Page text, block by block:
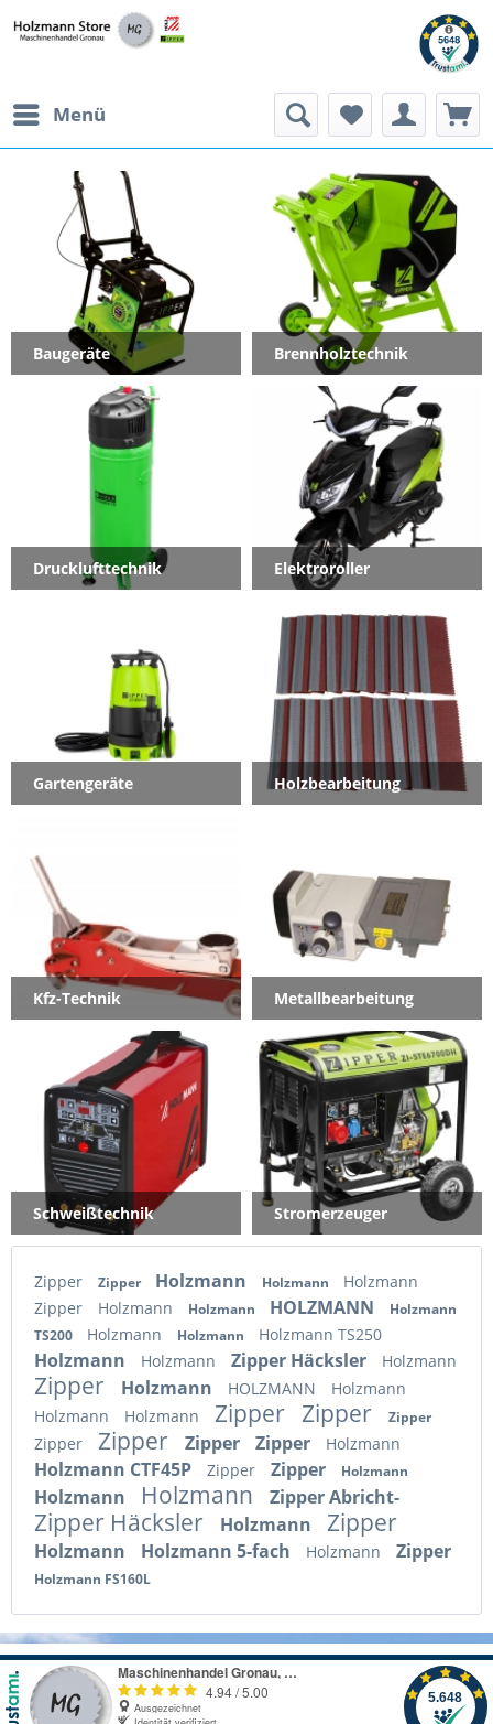
Menü
Baugeräte Brennholztechnik
Drucklufttechnik Elektroroller
Gartengeräte Holzbearbeitung
Kfz-Technik Metallbearbeitung
Schweißtechnik Stromerzeuger
Zipper Zipper Holzmann Holzmann
Holzmann
Zipper
Holzmann Holzmann HOLZMANN
Holzmann
TS200
Holzmann Holzmann Holzmann TS250
Holzmann Holzmann Zipper Häcksler Holzmann
Zipper Holzmann HOLZMANN
Holzmann
Holzmann
Holzmann Zipper Zipper Zipper
Zipper Zipper Zipper Zipper Holzmann
Holzmann CTF45P Zipper Zipper Holzmann
Holzmann Holzmann Zipper Abricht-
Zipper Häcksler Holzmann Zipper
Holzmann Holzmann 5-fach Holzmann Zipper
Holzmann FS160L